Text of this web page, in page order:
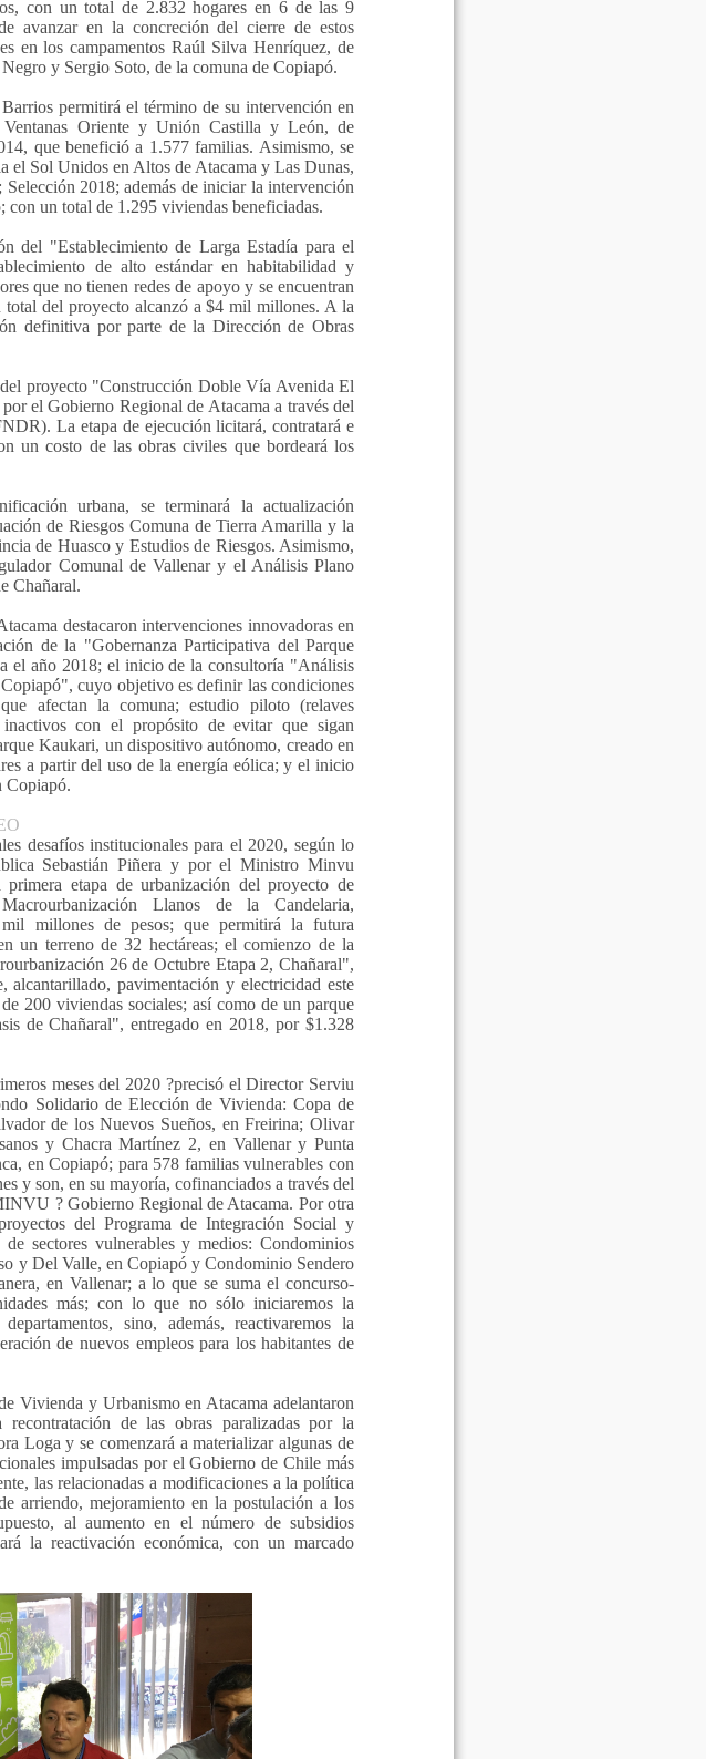
con un total de 2.832 hogares en 6 de las 9
avanzar en la concreción del cierre de estos
en los campamentos Raúl Silva Henríquez, de
y Sergio Soto, de la comuna de Copiapó.
permitirá el término de su intervención en
Oriente y Unión Castilla y León, de
que benefició a 1.577 familias. Asimismo, se
Sol Unidos en Altos de Atacama y Las Dunas,
2018; además de iniciar la intervención
un total de 1.295 viviendas beneficiadas.
del "Establecimiento de Larga Estadía para el
de alto estándar en habitabilidad y
que no tienen redes de apoyo y se encuentran
del proyecto alcanzó a $4 mil millones. A la
definitiva por parte de la Dirección de Obras
proyecto "Construcción Doble Vía Avenida El
el Gobierno Regional de Atacama a través del
La etapa de ejecución licitará, contratará e
un costo de las obras civiles que bordeará los
urbana, se terminará la actualización
de Riesgos Comuna de Tierra Amarilla y la
de Huasco y Estudios de Riesgos. Asimismo,
Comunal de Vallenar y el Análisis Plano
Chañaral.
destacaron intervenciones innovadoras en
de la "Gobernanza Participativa del Parque
el año 2018; el inicio de la consultoría "Análisis
cuyo objetivo es definir las condiciones
afectan la comuna; estudio piloto (relaves
con el propósito de evitar que sigan
Kaukari, un dispositivo autónomo, creado en
a partir del uso de la energía eólica; y el inicio
Copiapó.
desafíos institucionales para el 2020, según lo
Sebastián Piñera y por el Ministro Minvu
etapa de urbanización del proyecto de
Llanos de la Candelaria,
millones de pesos; que permitirá la futura
un terreno de 32 hectáreas; el comienzo de la
26 de Octubre Etapa 2, Chañaral",
alcantarillado, pavimentación y electricidad este
200 viviendas sociales; así como de un parque
de Chañaral", entregado en 2018, por $1.328
meses del 2020 ?precisó el Director Serviu
Solidario de Elección de Vivienda: Copa de
de los Nuevos Sueños, en Freirina; Olivar
y Chacra Martínez 2, en Vallenar y Punta
en Copiapó; para 578 familias vulnerables con
y son, en su mayoría, cofinanciados a través del
? Gobierno Regional de Atacama. Por otra
del Programa de Integración Social y
sectores vulnerables y medios: Condominios
y Del Valle, en Copiapó y Condominio Sendero
en Vallenar; a lo que se suma el concurso-
más; con lo que no sólo iniciaremos la
sino, además, reactivaremos la
de nuevos empleos para los habitantes de
Vivienda y Urbanismo en Atacama adelantaron
de las obras paralizadas por la
Loga y se comenzará a materializar algunas de
impulsadas por el Gobierno de Chile más
las relacionadas a modificaciones a la política
arriendo, mejoramiento en la postulación a los
al aumento en el número de subsidios
la reactivación económica, con un marcado